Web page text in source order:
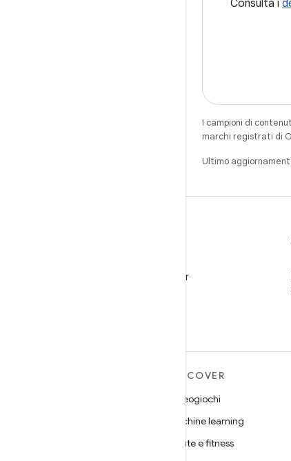
Consulta i
I campioni di
marchi registrati di
Ultimo
Segui @GooglePlayBiz per
DISCOVER
Videogiochi
Machine learning
Salute e fitness